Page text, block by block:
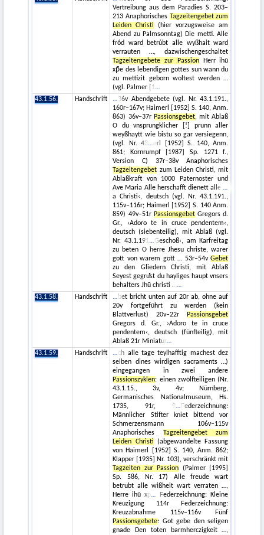
Vertreibung aus dem Paradies S. 203–
213 Anaphorisches
Tagzeitengebet zum
Leiden Christi
(hier vorzugsweise am
Abend zu Palmsonntag) Die metti. Alle
fród ward betrúbt alle wyßhait ward
verrauten …, dazwischengeschaltet
Tagzeitengebete zur PassionHerr ihū
xp̄e des lebendigen gottes sun wann du
zu mettizit geborn woltest werden …
(vgl. Palmer [1
43.1.56.
Handschrift
36v Abendgebete (vgl. Nr. 43.1.191.,
160r–167v; Haimerl [1952] S. 140, Anm.
863) 36v–37r Passionsgebet, mit Ablaß
O du vnsprungklicher [!] prunn aller
weyßhaytt wie bistu so gar versiegenn,
(vgl. Nr. 43
erl [1952] S. 140, Anm.
861; Kornrumpf [1987] Sp. 1271 f.,
Version C) 37r–38v Anaphorisches
Tagzeitengebet zum Leiden Christi, mit
Ablaßkraft von 1000 Paternoster und
Ave Maria Alle herschafft dienett alle
a Christi‹, deutsch (vgl. Nr. 43.1.191.,
115v–116r; Haimerl [1952] S. 140 Anm.
859) 49v–51r PassionsgebetGregors d.
Gr., ›Adoro te in cruce pendentem‹,
deutsch (siebenteilig), mit Ablaß (vgl.
Nr. 43.1.191
Geschoß‹, am Karfreitag
zu beten O herre Jhesu christe, warer
gott von warem gott … 53r–54vGebet
zu den Gliedern Christi, mit Ablaß
Seyest gegruͤst du hayliges haupt vnsers
behalters Jhū christi …
43.1.58.
Handschrift
bet bricht unten auf 20r ab, ohne auf
20v fortgeführt zu werden (kein
Blattverlust) 20v–22r
Passionsgebet
Gregors d. Gr., ›Adoro te in cruce
pendentem‹, deutsch (fünfteilig), mit
Ablaß 21r Miniatur
43.1.59.
Handschrift
ch alle tage teylhafftig machest dez
selben dines wirdigen sacraments …)
eingegangen in zwei andere
Passionszyklen: einen zwölfteiligen (Nr.
43.1.15., 3v, 4v; Nürnberg,
Germanisches Nationalmuseum, Hs.
1735, 91r, 9
Federzeichnung:
Männlicher Stifter kniet bittend vor
Schmerzensmann 106v–115v
Anaphorisches
Tagzeitengebet zum
Leiden Christi (abgewandelte Fassung
von Haimerl [1952] S. 140, Anm. 862;
Klapper [1935] Nr. 103), verschränkt mit
Tagzeiten zur Passion (Palmer [1995]
Sp. 586, Nr. 17) Alle freude wart
betrubt alle wißheit wart verraten …,
Herre ihū xp
Federzeichnung: Kleine
Kreuzigung 114r Federzeichnung:
Kreuzabnahme 115v–116v Fünf
Passionsgebete: Got gebe den seligen
gnade Den toten barmherczigkeit …,